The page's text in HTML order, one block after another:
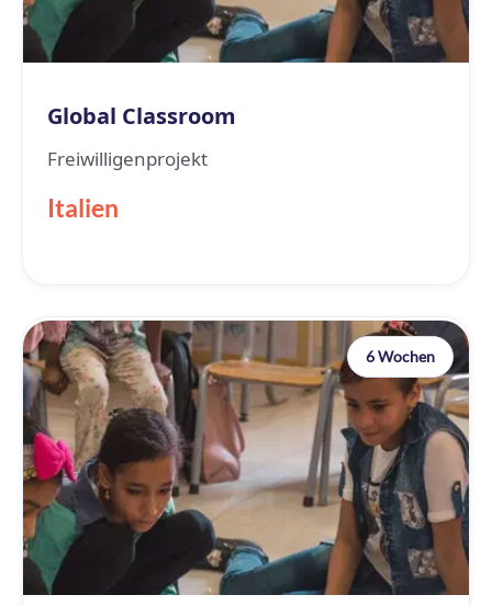
Global Classroom
Freiwilligenprojekt
Italien
6 Wochen